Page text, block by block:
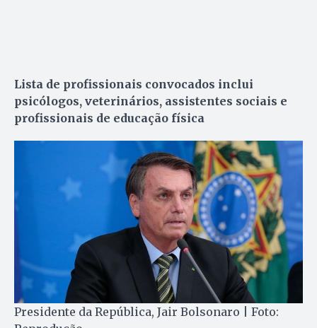
Lista de profissionais convocados inclui
psicólogos, veterinários, assistentes sociais e
profissionais de educação física
Presidente da República, Jair Bolsonaro | Foto: